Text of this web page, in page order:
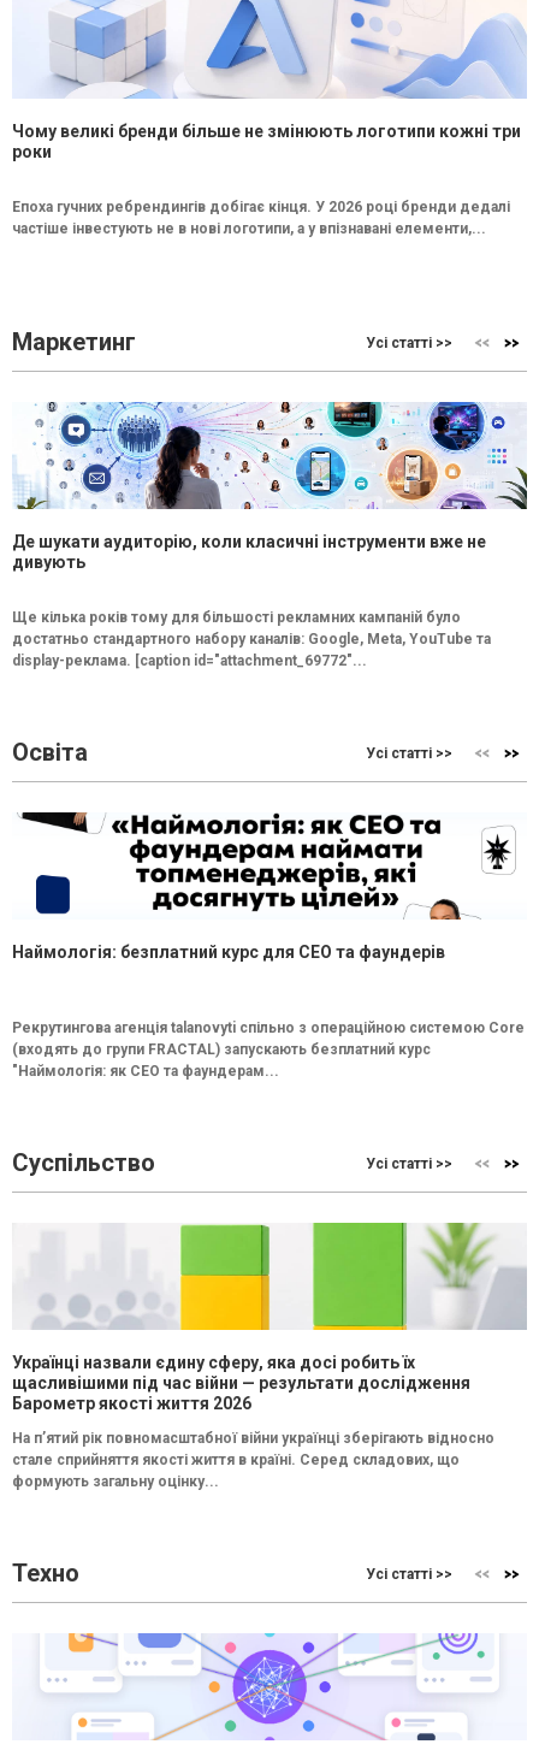
Чому великі бренди більше не змінюють логотипи кожні три
роки
Епоха гучних ребрендингів добігає кінця. У 2026 році бренди дедалі
частіше інвестують не в нові логотипи, а у впізнавані елементи,...
Маркетинг Усі статті >>
Де шукати аудиторію, коли класичні інструменти вже не
дивують
Ще кілька років тому для більшості рекламних кампаній було
достатньо стандартного набору каналів: Google, Meta, YouTube та
display-реклама. [caption id="attachment_69772"...
Освіта Усі статті >>
Наймологія: безплатний курс для CEO та фаундерів
Рекрутингова агенція talanovyti спільно з операційною системою Core
(входять до групи FRACTAL) запускають безплатний курс
"Наймологія: як СEO та фаундерам...
Суспільство Усі статті >>
Українці назвали єдину сферу, яка досі робить їх
щасливішими під час війни — результати дослідження
Барометр якості життя 2026
На п’ятий рік повномасштабної війни українці зберігають відносно
стале сприйняття якості життя в країні. Серед складових, що
формують загальну оцінку...
Техно Усі статті >>